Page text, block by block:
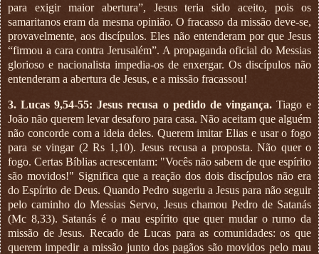
para exigir maior abertura”, Jesus teria sido aceito, pois os
samaritanos eram da mesma opinião. O fracasso da missão deve-se,
provavelmente, aos discípulos. Eles não entenderam por que Jesus
“firmou a cara contra Jerusalém”. A propaganda oficial do Messias
glorioso e nacionalista impedia-os de enxergar. Os discípulos não
entenderam a abertura de Jesus, e a missão fracassou!
3. Lucas 9,54-55: Jesus recusa o pedido de vingança. Tiago e
João não querem levar desaforo para casa. Não aceitam que alguém
não concorde com a ideia deles. Querem imitar Elias e usar o fogo
para se vingar (2 Rs 1,10). Jesus recusa a proposta. Não quer o
fogo. Certas Bíblias acrescentam: "Vocês não sabem de que espírito
são movidos!" Significa que a reação dos dois discípulos não era
do Espírito de Deus. Quando Pedro sugeriu a Jesus para não seguir
pelo caminho do Messias Servo, Jesus chamou Pedro de Satanás
(Mc 8,33). Satanás é o mau espírito que quer mudar o rumo da
missão de Jesus. Recado de Lucas para as comunidades: os que
querem impedir a missão junto dos pagãos são movidos pelo mau